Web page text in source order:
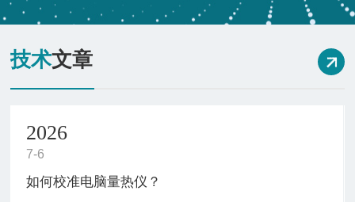
技术文章
2026
7-6
如何校准电脑量热仪？